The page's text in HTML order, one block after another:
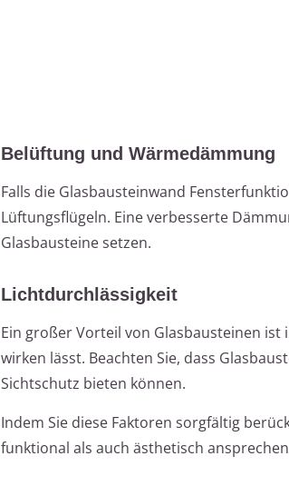
Belüftung und Wärmedämmung
Falls die Glasbausteinwand
Lüftungsflügeln. Eine verbesserte
Glasbausteine setzen.
Lichtdurchlässigkeit
Ein großer Vorteil von Glasbausteinen
wirken lässt. Beachten Sie, dass
Sichtschutz bieten können.
Indem Sie diese Faktoren sorgfältig
funktional als auch ästhetisch